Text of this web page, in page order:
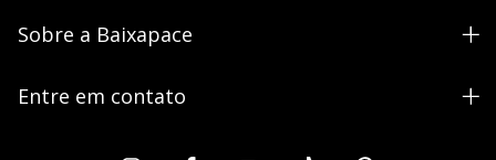
Sobre a Baixapace
Entre em contato